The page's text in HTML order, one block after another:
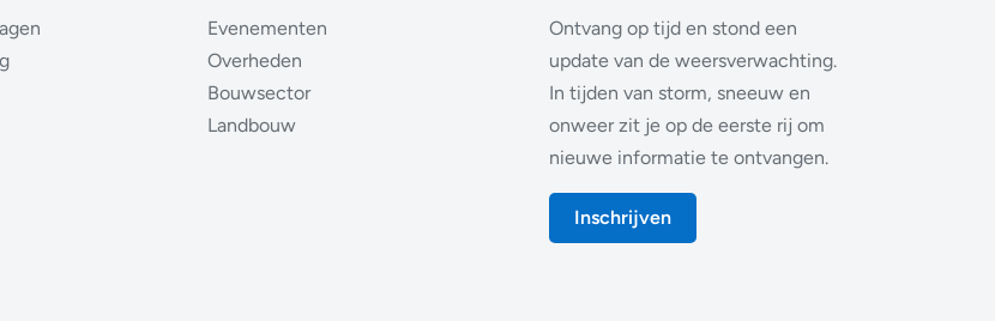
Evenementen
Overheden
Bouwsector
Landbouw
Ontvang op tijd en stond een
update van de weersverwachting.
In tijden van storm, sneeuw en
onweer zit je op de eerste rij om
nieuwe informatie te ontvangen.
Inschrijven